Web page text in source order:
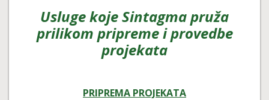
Usluge koje Sintagma pruža
prilikom pripreme i provedbe
projekata
PRIPREMA PROJEKATA